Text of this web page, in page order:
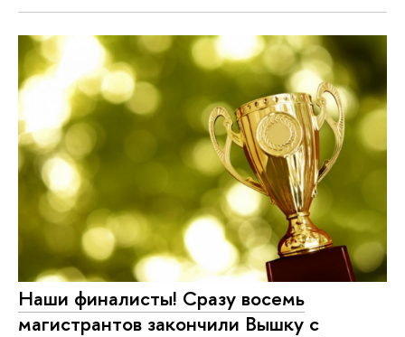
Наши финалисты! Сразу восемь
магистрантов закончили Вышку с